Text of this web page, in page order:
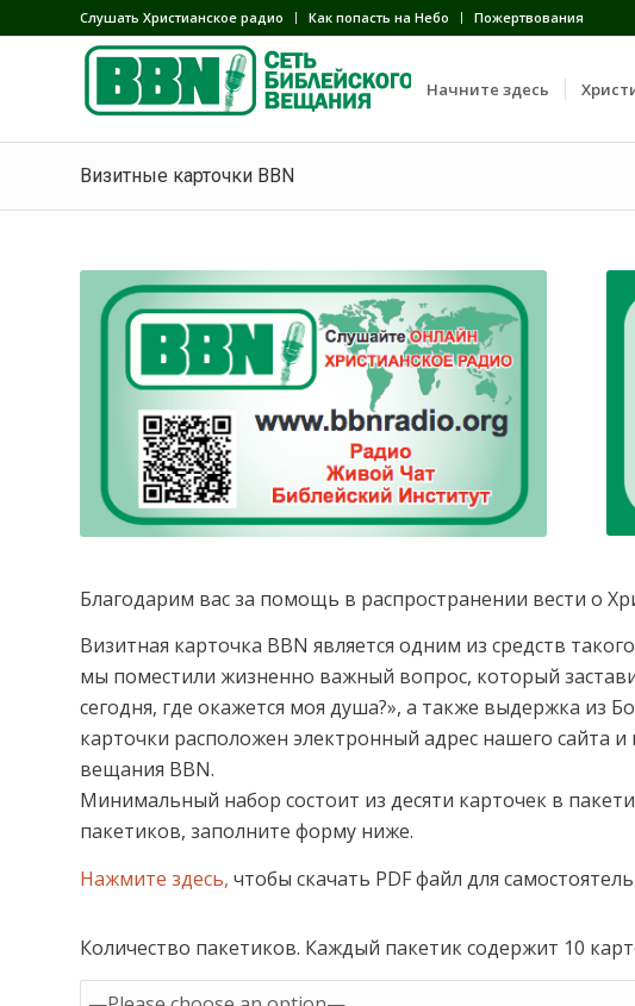
Слушать Христианское радио Как попасть на Небо Пожертвования
Начните здесь
Визитные карточки BBN
Благодарим вас за помощь в распространении вести о
Визитная карточка BBN является одним из средств
мы поместили жизненно важный вопрос, который
сегодня, где окажется моя душа?», а также выдержка из
карточки расположен электронный адрес нашего сайта
вещания BBN.
Минимальный набор состоит из десяти карточек в
пакетиков, заполните форму ниже.
Нажмите здесь, чтобы скачать PDF файл для
Количество пакетиков. Каждый пакетик содержит 10